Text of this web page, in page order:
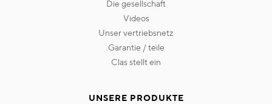
die gesellschaft
videos
unser vertriebsnetz
garantie / teile
clas stellt ein
UNSERE PRODUKTE